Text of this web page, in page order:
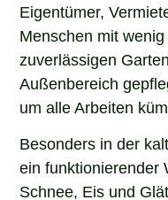
Eigentümer,
Menschen mit
zuverlässigen
Außenbereich
um alle Arbeiten
Besonders in der
ein funktionierender
Schnee, Eis und